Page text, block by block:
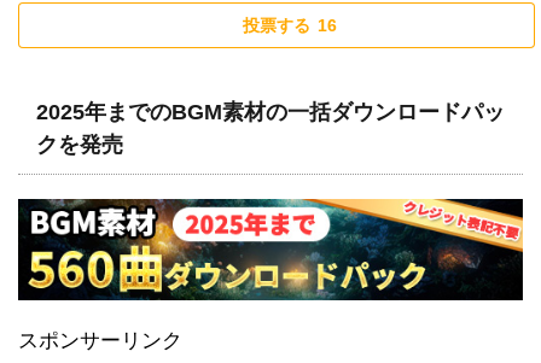
投票する 16
2025年までのBGM素材の一括ダウンロードパッ
クを発売
スポンサーリンク